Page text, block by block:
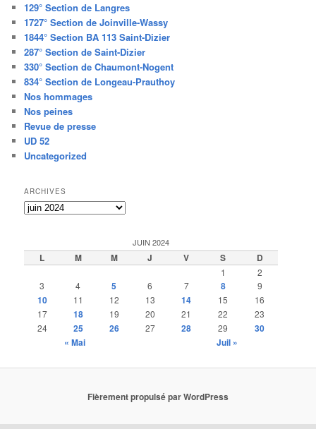
129° Section de Langres
1727° Section de Joinville-Wassy
1844° Section BA 113 Saint-Dizier
287° Section de Saint-Dizier
330° Section de Chaumont-Nogent
834° Section de Longeau-Prauthoy
Nos hommages
Nos peines
Revue de presse
UD 52
Uncategorized
ARCHIVES
Archives
JUIN 2024
L M M J V S D
1
2
3
4 5 6 7 8 9
10 11 12 13 14 15
16
17
18 19 20 21 22
23
24
25 26 27 28 29
30
« Mai
Juil »
Fièrement propulsé par WordPress